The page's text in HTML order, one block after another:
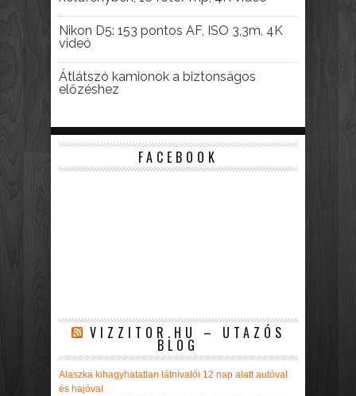
Nikon D5: 153 pontos AF, ISO 3,3m, 4K
videó
Átlátszó kamionok a biztonságos
előzéshez
FACEBOOK
VIZZITOR.HU – UTAZÓS
BLOG
Alaszka kihagyhatatlan látnivalói 12 nap alatt autóval
és hajóval